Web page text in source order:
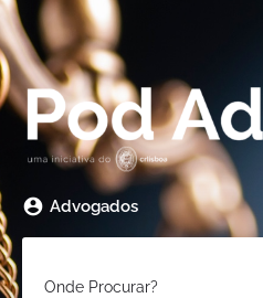
Advogados
Onde Procurar?